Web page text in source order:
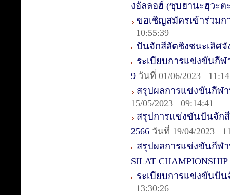
งอัลลอฮ์ (ซุบฮานะฮุวะ
ขอเชิญสมัครเข้าร่วมก
10:55:39
ปันจักสีลัตชิงชนะเลิศ
ระเบียบการแข่งขันกีฬ
9 วันที่ 01/06/2023
สรุปผลการแข่งขันกีฬา
15/05/2023 09:14:41
สรุปการแข่งขันปันจัก
2566 วันที่ 19/04/2023
สรุปผลการแข่งขันกีฬา
SILAT CHAMPIONSHIP
ระเบียบการแข่งขันปัน
13:30:26